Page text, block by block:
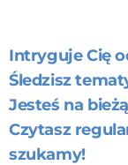
Intryguje Cię
Śledzisz
Jesteś na
Czytasz
szukamy!